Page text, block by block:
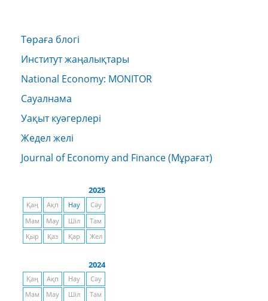
Төраға блогі
Институт жаңалықтары
National Economy: MONITOR
Сауалнама
Уақыт куәгерлері
Жедел желі
Journal of Economy and Finance (Мұрағат)
2025
Қаң Ақп Нау
Сәу
Мам
Мау Шіл
Там
Қыр
Қаз Қар Жел
2024
Қаң Ақп Нау
Сәу
Мам
Мау Шіл Там